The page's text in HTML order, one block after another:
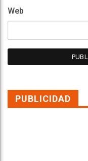
Web
PUBLICIDAD